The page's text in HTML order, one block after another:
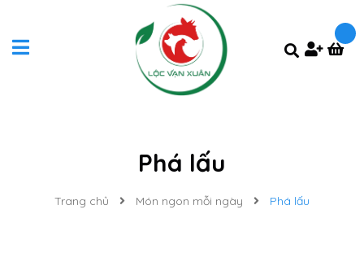
Phá lấu
Trang chủ Món ngon mỗi ngày Phá lấu